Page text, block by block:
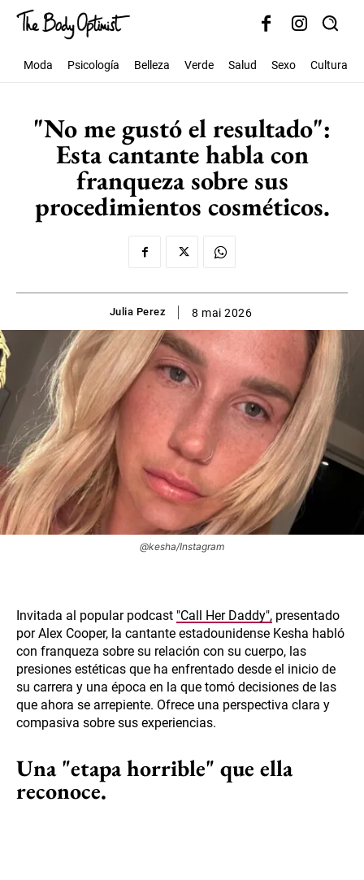
Moda Psicología Belleza Verde Salud Sexo Cultura
"No me gustó el resultado":
Esta cantante habla con
franqueza sobre sus
procedimientos cosméticos.
Julia Perez 8 mai 2026
@kesha/Instagram
Invitada al popular podcast "Call Her Daddy", presentado
por Alex Cooper, la cantante estadounidense Kesha habló
con franqueza sobre su relación con su cuerpo, las
presiones estéticas que ha enfrentado desde el inicio de
su carrera y una época en la que tomó decisiones de las
que ahora se arrepiente. Ofrece una perspectiva clara y
compasiva sobre sus experiencias.
Una "etapa horrible" que ella
reconoce.